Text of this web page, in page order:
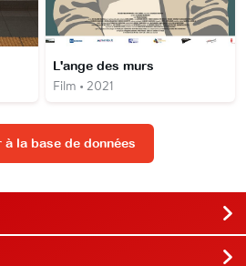
L'ange des murs
Film • 2021
à la base de données